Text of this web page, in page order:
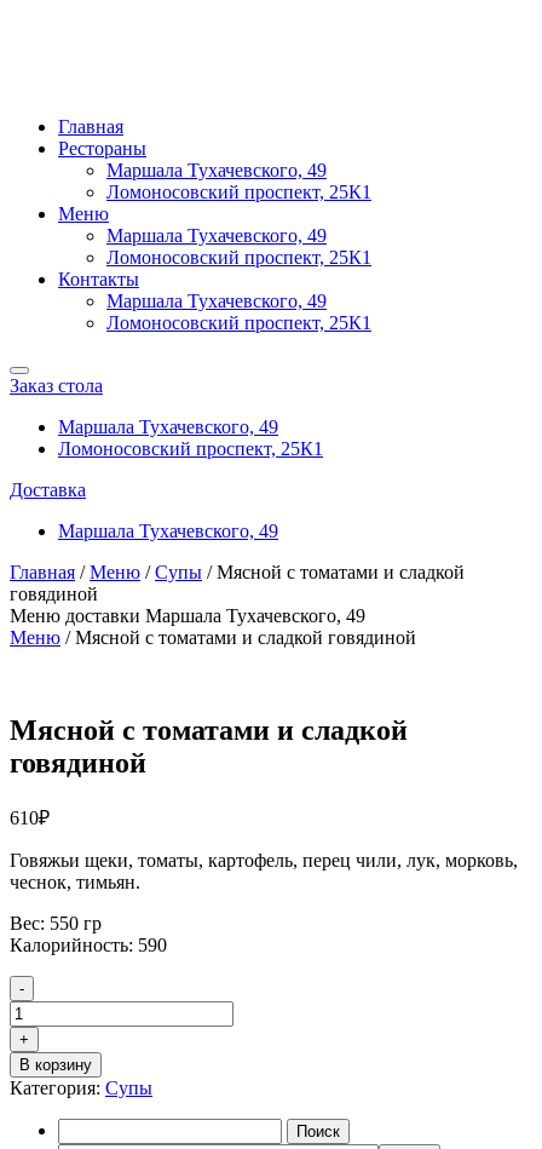
Главная
Рестораны
Маршала Тухачевского, 49
Ломоносовский проспект, 25К1
Меню
Маршала Тухачевского, 49
Ломоносовский проспект, 25К1
Контакты
Маршала Тухачевского, 49
Ломоносовский проспект, 25К1
Заказ стола
Маршала Тухачевского, 49
Ломоносовский проспект, 25К1
Доставка
Маршала Тухачевского, 49
Главная /Меню /Супы / Мясной с томатами и сладкой
говядиной
Меню доставки Маршала Тухачевского, 49
Меню /Мясной с томатами и сладкой говядиной
Мясной с томатами и сладкой
говядиной
610₽
Говяжьи щеки, томаты, картофель, перец чили, лук, морковь,
чеснок, тимьян.
Вес: 550 гр
Калорийность: 590
Количество
товара
Мясной
с
томатами
и
сладкой
говядиной
-
+
В корзину
Категория: Супы